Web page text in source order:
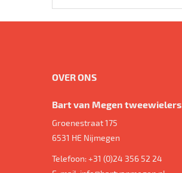
OVER ONS
Bart van Megen tweewielers
Groenestraat 175
6531 HE Nijmegen
Telefoon:+31 (0)24 356 52 24